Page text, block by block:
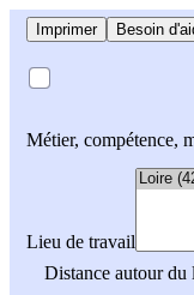
Imprimer Besoin
Métier, compétence,
Lieu de travail
Distance autour du